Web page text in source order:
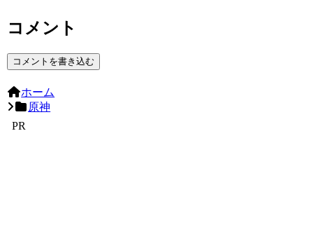
コメント
コメントを書き込む
ホーム
原神
PR